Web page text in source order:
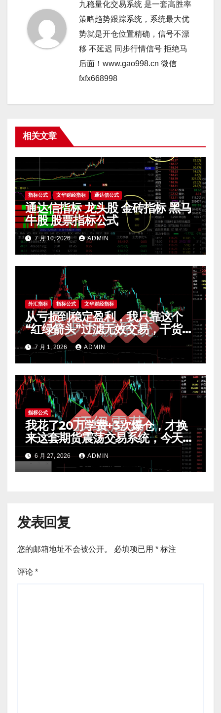
九稳量化交易系统 是一套高胜率
策略趋势跟踪系统，系统最大优
势就是开仓位置精确，信号不漂
移 不延迟 同步行情信号 拒绝马
后面！www.gao998.cn 微信
fxfx668998
相关文章
指标公式 文华财经指标 通达信公式
通达信指标 龙头股 金砖指标 黑马
牛股 股票指标公式
7 月 10, 2026 ADMIN
外汇指标 指标公式 文华财经指标
从亏损到稳定盈利，我只靠这个
“红绿箭头”过滤无效交易，干货全
公开 mt4指标
7 月 1, 2026 ADMIN
指标公式
我花了20万学费+3次爆仓，才换
来这套期货震荡交易系统，今天免
费公开核心逻辑
6 月 27, 2026 ADMIN
发表回复
您的邮箱地址不会被公开。 必填项已用 * 标注
评论 *